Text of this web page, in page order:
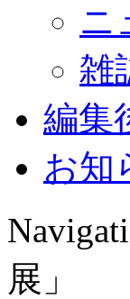
ニ
雑
編集
お知
展」